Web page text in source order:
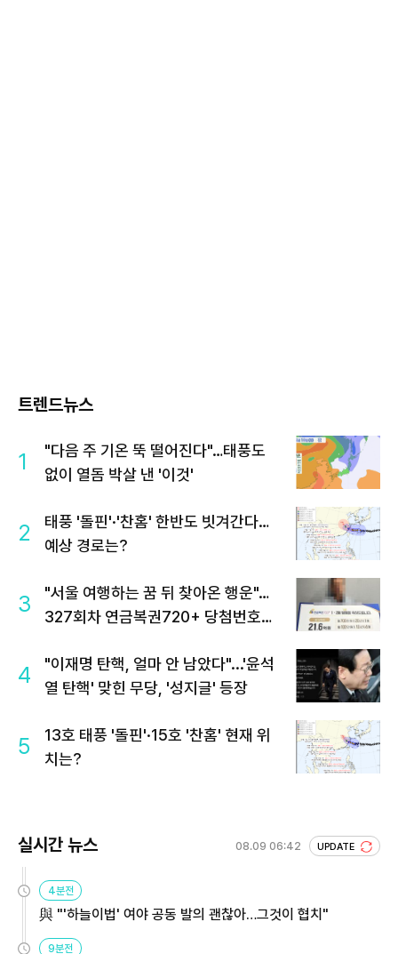
트렌드뉴스
1
"다음 주 기온 뚝 떨어진다"…태풍도
없이 열돔 박살 낸 '이것'
2
태풍 '돌핀'·'찬홈' 한반도 빗겨간다…
예상 경로는?
3
"서울 여행하는 꿈 뒤 찾아온 행운"…
327회차 연금복권720+ 당첨번호조
4
"이재명 탄핵, 얼마 안 남았다"...'윤석
열 탄핵' 맞힌 무당, '성지글' 등장
5
13호 태풍 '돌핀'·15호 '찬홈' 현재 위
치는?
실시간 뉴스 08.09 06:42 UPDATE
4분전
與 "'하늘이법' 여야 공동 발의 괜찮아…그것이 협치"
9분전